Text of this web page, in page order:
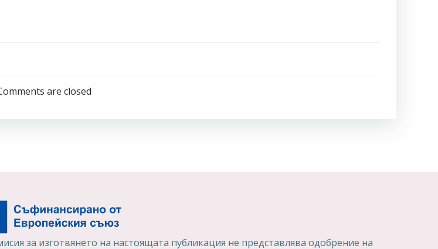
are closed
за изготвянето на настоящата публикация не представлява одобрение на